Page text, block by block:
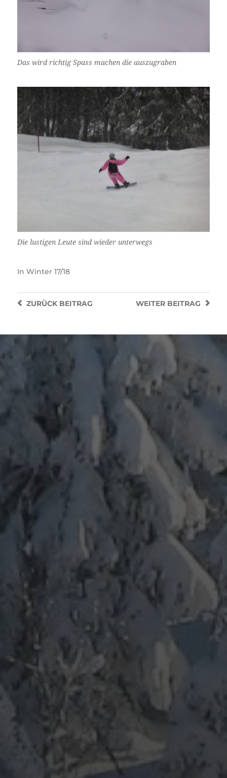
Das wird richtig Spass machen die auszugraben
Die lustigen Leute sind wieder unterwegs
In Winter 17/18
WEITER BEITRAG
ZURÜCKBEITRAG